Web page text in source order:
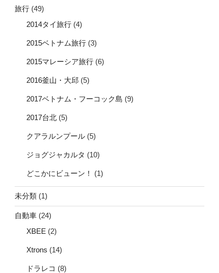
旅行 (49)
2014タイ旅行 (4)
2015ベトナム旅行 (3)
2015マレーシア旅行 (6)
2016釜山・大邱 (5)
2017ベトナム・フーコック島 (9)
2017台北 (5)
クアラルンプール (5)
ジョグジャカルタ (10)
どこかにビューン！ (1)
未分類 (1)
自動車 (24)
XBEE (2)
Xtrons (14)
ドラレコ (8)